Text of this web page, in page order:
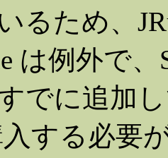
るため、
は例外で
でに追加
入する必要